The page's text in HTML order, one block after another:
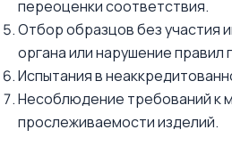
переоценки соответствия.
Отбор образцов без участия
органа или нарушение правил
Испытания в
Несоблюдение требований к
прослеживаемости изделий.